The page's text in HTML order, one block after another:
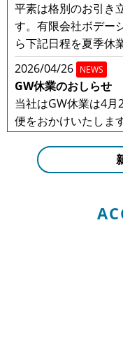
平素は格別のお引き
す。有限会社ボデー
ら下記日程を夏季休
2026/04/26 NEWS
GW休業のおしらせ
当社はGW休業は4
便をおかけいたしま
2025/12/20 NEWS
年末年始の営業のお
ハリマでは、誠に勝